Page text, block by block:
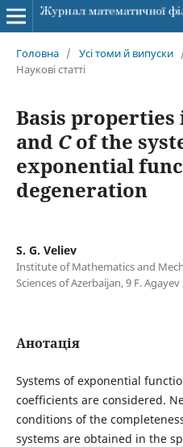
Головна / Усі томи й випуски
Наукові статті
Basis properties
and Cof the
exponential
degeneration
S. G. Veliev
Institute of Mathematics and
Sciences of Azerbaijan, 9 F.
Анотація
Systems of exponential
coefficients are considered.
conditions of the
systems are obtained in the